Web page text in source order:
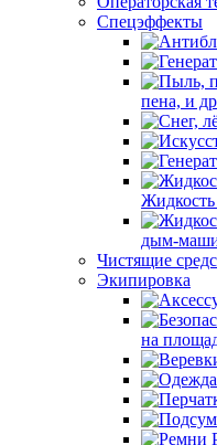
Спецэффекты
пена, и др
Жидкость
дым-
Чистящие
Экипировка
на